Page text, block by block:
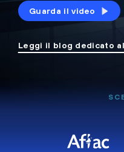
Guarda il video
Leggi il blog dedicato